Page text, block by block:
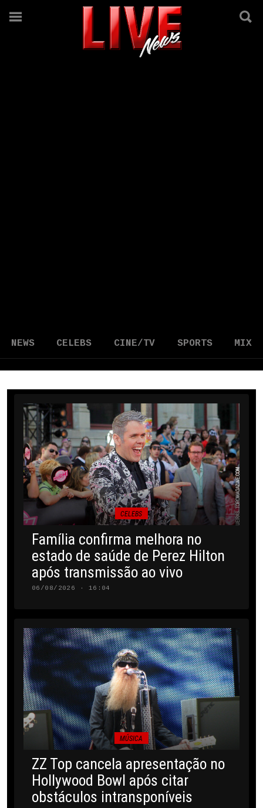
NEWS CELEBS CINE/TV SPORTS MIX
CELEBS
Família confirma melhora no
estado de saúde de Perez Hilton
após transmissão ao vivo
06/08/2026 · 16:04
MÚSICA
ZZ Top cancela apresentação no
Hollywood Bowl após citar
obstáculos intransponíveis